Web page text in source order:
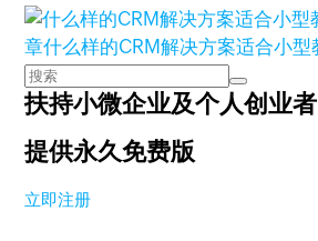
章什么样的CRM解决方案适合小型
扶持小微企业及个人创业者
提供永久免费版
立即注册